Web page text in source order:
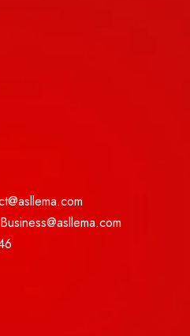
Business@asllema.com